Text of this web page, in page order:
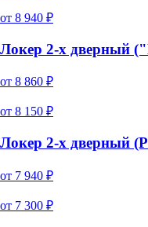
от 8 940 ₽
Локер 2-х дверный
от 8 860 ₽
от 8 150 ₽
Локер 2-х дверный
от 7 940 ₽
от 7 300 ₽